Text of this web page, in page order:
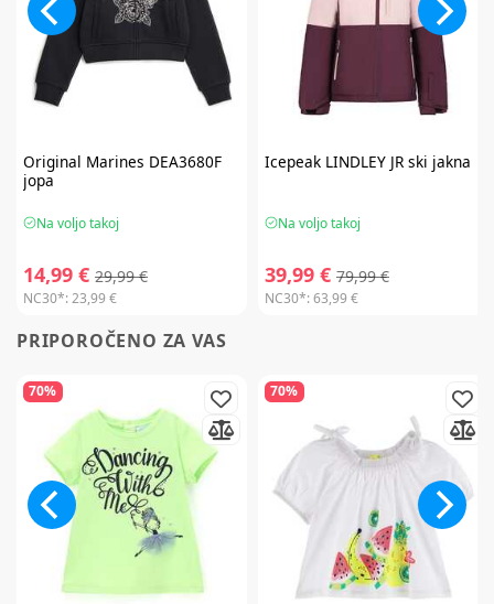
Original Marines DEA3680F
jopa
Na voljo takoj
14,99 € 29,99 €
NC30*:23,99 €
IcepeakLINDLEY JR ski jakna
Na voljo takoj
39,99 € 79,99 €
NC30*:63,99 €
PRIPOROČENO ZA VAS
70% 70%